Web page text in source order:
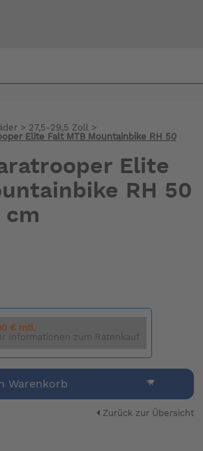
> 27,5-29,5 Zoll>
Elite Falt MTB Mountainbike RH 50
Elite
RH 50
cm
€ mtl.
Informationen zum Ratenkauf
Warenkorb
Zurück zur Übersicht